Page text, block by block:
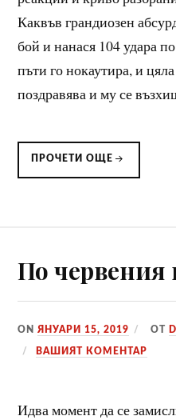
Каквъв грандиозен
бой и нанася 104 удара
пъти го нокаутира, и
поздравява и му се
ПРОЧЕТИ ОЩЕ
По
ONЯНУАРИ 15, 2019 ОТ
ВАШИЯТ КОМЕНТАР
Идва момент да се